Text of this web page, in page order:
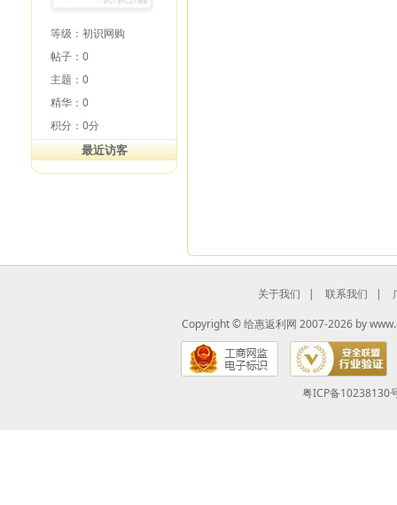
等级：初识网购
帖子：0
主题：0
精华：0
积分：0分
最近访客
关于我们 | 联系我们 |
Copyright ©给惠返利网 2007-2026 by
粤ICP备10238130